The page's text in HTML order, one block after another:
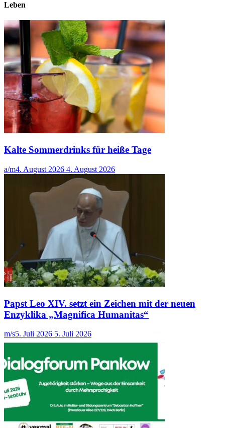
Leben
Kalte Sommerdrinks für heiße Tage
a/m4. August 2026 4. August 2026
Papst Leo XIV. setzt ein Zeichen mit der neuen
Enzyklika „Magnifica Humanitas“
m/s5. Juli 2026 5. Juli 2026